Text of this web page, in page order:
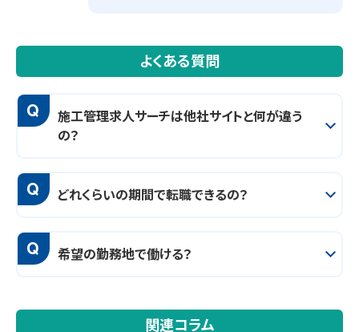
よくある質問
Q
施工管理求人サーチは他社サイトと何が違う
の？
Q どれくらいの期間で転職できるの？
Q 希望の勤務地で働ける？
関連コラム